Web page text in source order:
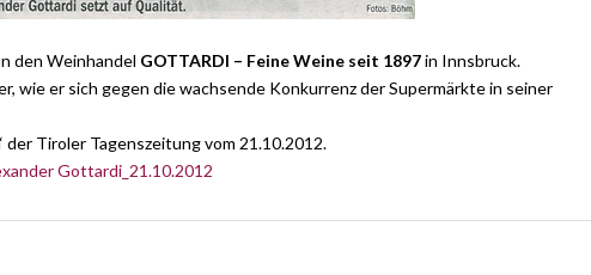
den Weinhandel GOTTARDI – Feine Weine seit 1897in Innsbruck.
wie er sich gegen die wachsende Konkurrenz der Supermärkte in seiner
der Tiroler Tagenszeitung vom 21.10.2012.
Gottardi_21.10.2012